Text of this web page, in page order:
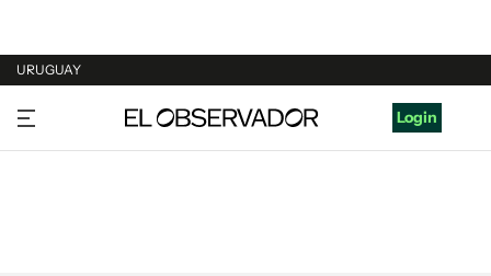
URUGUAY
URUGUAY
ARGENTINA
Login